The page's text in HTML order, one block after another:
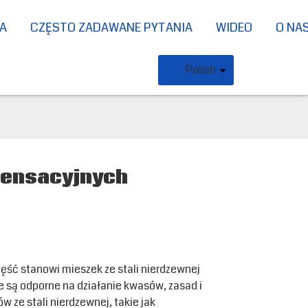
CZĘSTO ZADAWANE PYTANIA WIDEO O
Polish
stanowi mieszek ze stali nierdzewnej
odporne na działanie kwasów, zasad i
ze stali nierdzewnej, takie jak